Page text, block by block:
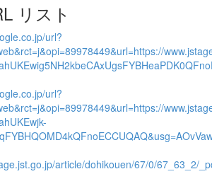
リスト
url?
url?
article/dohikouen/67/0/67_63_2/